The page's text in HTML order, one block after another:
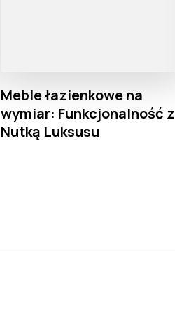
Meble łazienkowe na
wymiar: Funkcjonalność z
Nutką Luksusu